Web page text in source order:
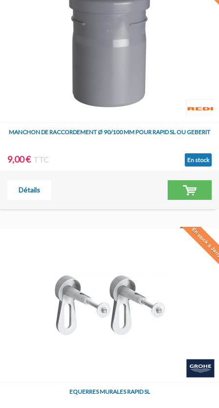
MANCHON DE RACCORDEMENT Ø 90/100 MM POUR RAPID SL OU GEBERIT
9,00 € TTC En stock
Détails
En stock à
EQUERRES MURALES RAPID SL